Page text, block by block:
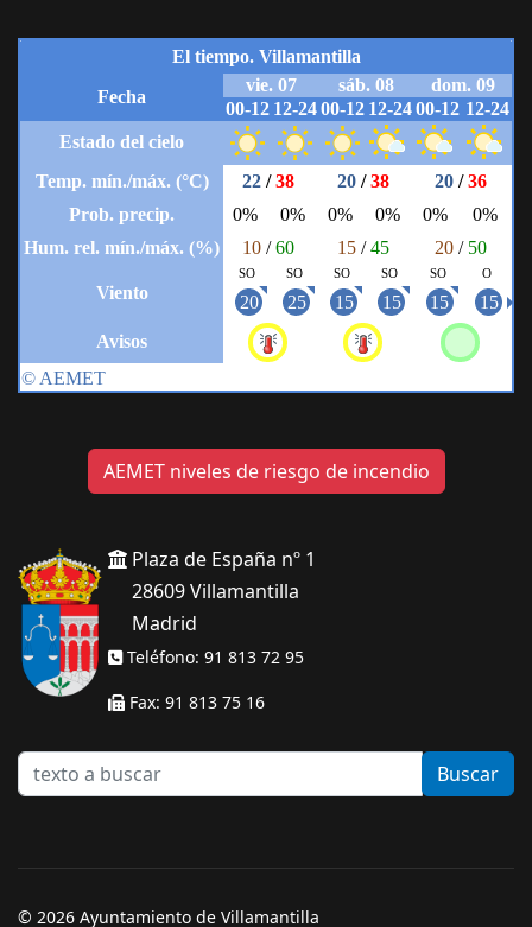
AEMET niveles de riesgo de incendio
Plaza de España nº 1
28609 Villamantilla
Madrid
Teléfono: 91 813 72 95
Fax: 91 813 75 16
texto
a
Buscar
© 2026 Ayuntamiento de Villamantilla